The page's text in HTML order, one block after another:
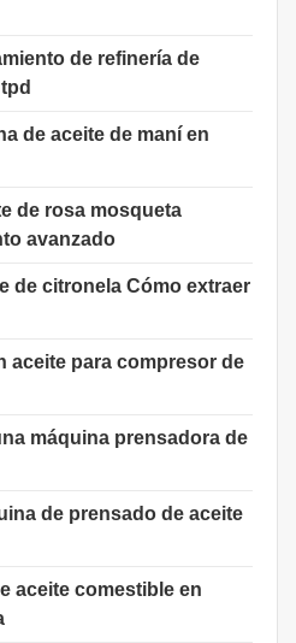
de refinería de
de aceite de maní en
de rosa mosqueta
avanzado
de citronela Cómo extraer
aceite para compresor de
máquina prensadora de
de prensado de aceite
aceite comestible en